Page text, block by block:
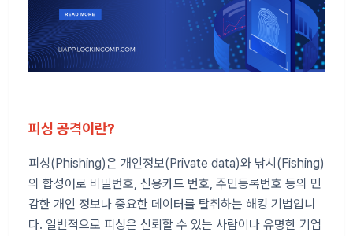
피싱 공격이란?
피싱(Phishing)은 개인정보(Private data)와 낚시(Fishing)
의 합성어로 비밀번호, 신용카드 번호, 주민등록번호 등의 민
감한 개인 정보나 중요한 데이터를 탈취하는 해킹 기법입니
다. 일반적으로 피싱은 신뢰할 수 있는 사람이나 유명한 기업